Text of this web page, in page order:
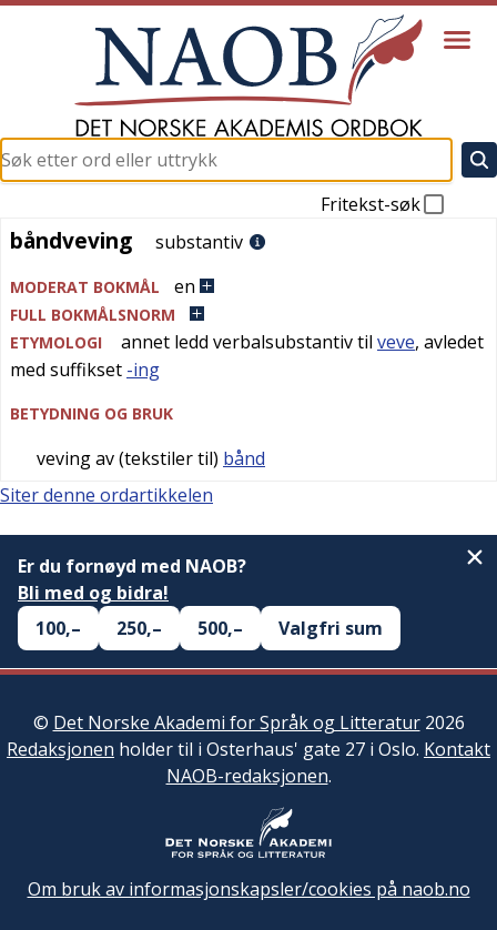
Fritekst-søk
båndveving
båndveving substantiv
MODERAT BOKMÅL en
FULL BOKMÅLSNORM
ETYMOLOGI
annet ledd verbalsubstantiv til veve, avledet
med suffikset -ing
BETYDNING OG BRUK
veving av (tekstiler til) bånd
Siter denne ordartikkelen
Er du fornøyd med NAOB?
Bli med og bidra!
100,–
250,– 500,– Valgfri sum
© Det Norske Akademi for Språk og Litteratur2026
Redaksjonen holder til i Osterhaus' gate 27 i Oslo. Kontakt
NAOB-redaksjonen.
Om bruk av informasjonskapsler/cookies på naob.no